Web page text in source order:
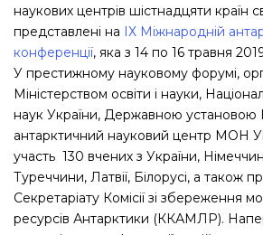
наукових центрів шістнадцяти країн
представлені на ІХ Міжнародній
конференції, яка з 14 по 16 травня
У престижному науковому форумі,
Міністерством освіти і науки,
наук України, Державною установою
антарктичний науковий центр МОН
участь 130 вчених з України,
Туреччини, Латвії, Білорусі, а також
Секретаріату Комісії зі збереження
ресурсів Антарктики (ККАМЛР).